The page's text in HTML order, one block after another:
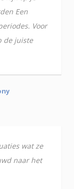
Een
Voor
de juiste
wat ze
naar het